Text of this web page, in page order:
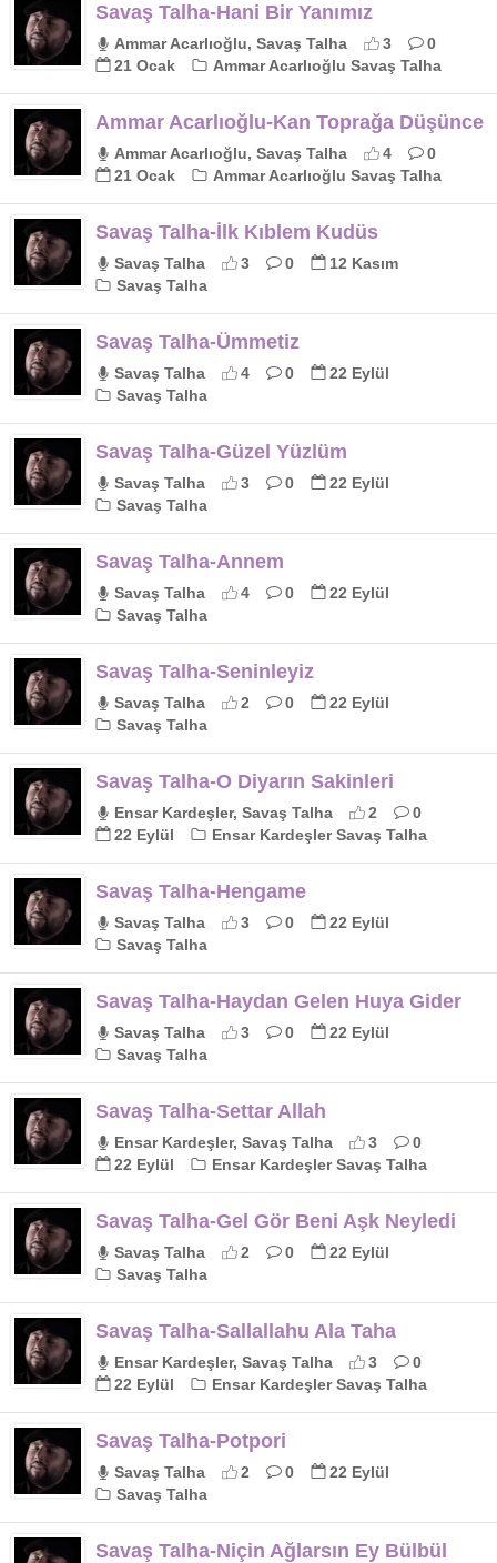
Savaş Talha-Hani Bir Yanımız
Ammar Acarlıoğlu, Savaş Talha 3
0
21 Ocak
Ammar Acarlıoğlu Savaş Talha
Ammar Acarlıoğlu-Kan Toprağa Düşünce
Ammar Acarlıoğlu, Savaş Talha 4
0
21 Ocak
Ammar Acarlıoğlu Savaş Talha
Savaş Talha-İlk Kıblem Kudüs
Savaş Talha 3 0
12 Kasım
Savaş Talha
Savaş Talha-Ümmetiz
Savaş Talha 4 0
22 Eylül
Savaş Talha
Savaş Talha-Güzel Yüzlüm
Savaş Talha 3 0
22 Eylül
Savaş Talha
Savaş Talha-Annem
Savaş Talha 4 0
22 Eylül
Savaş Talha
Savaş Talha-Seninleyiz
Savaş Talha 2 0
22 Eylül
Savaş Talha
Savaş Talha-O Diyarın Sakinleri
Ensar Kardeşler, Savaş Talha 2
0
22 Eylül
Ensar Kardeşler Savaş Talha
Savaş Talha-Hengame
Savaş Talha 3 0
22 Eylül
Savaş Talha
Savaş Talha-Haydan Gelen Huya Gider
Savaş Talha 3 0
22 Eylül
Savaş Talha
Savaş Talha-Settar Allah
Ensar Kardeşler, Savaş Talha 3
0
22 Eylül
Ensar Kardeşler Savaş Talha
Savaş Talha-Gel Gör Beni Aşk Neyledi
Savaş Talha 2 0
22 Eylül
Savaş Talha
Savaş Talha-Sallallahu Ala Taha
Ensar Kardeşler, Savaş Talha 3
0
22 Eylül
Ensar Kardeşler Savaş Talha
Savaş Talha-Potpori
Savaş Talha 2 0
22 Eylül
Savaş Talha
Savaş Talha-Niçin Ağlarsın Ey Bülbül